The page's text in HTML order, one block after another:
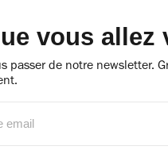
vous allez
passer de notre newsletter.